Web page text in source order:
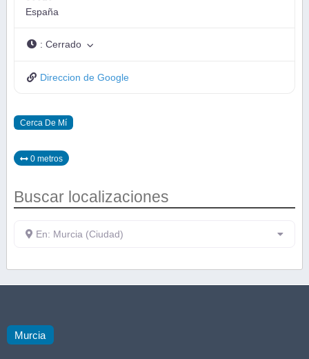
España
:Cerrado
Direccion de Google
Cerca De Mí
0 metros
Buscar localizaciones
En: Murcia (Ciudad)
Murcia